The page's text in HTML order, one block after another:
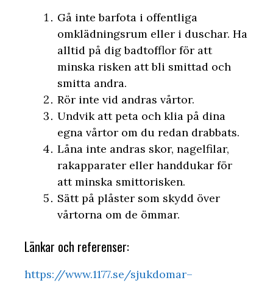
Gå inte barfota i offentliga
omklädningsrum eller i duschar. Ha
alltid på dig badtofflor för att
minska risken att bli smittad och
smitta andra.
Rör inte vid andras vårtor.
Undvik att peta och klia på dina
egna vårtor om du redan drabbats.
Låna inte andras skor, nagelfilar,
rakapparater eller handdukar för
att minska smittorisken.
Sätt på plåster som skydd över
vårtorna om de ömmar.
Länkar och referenser:
https://www.1177.se/sjukdomar–